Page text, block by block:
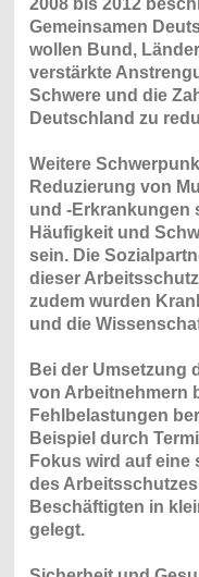
2008 bis 2012
Gemeinsamen
wollen Bund,
verstärkte
Schwere und die
Deutschland zu
Weitere
Reduzierung von
und -Erkrankungen
Häufigkeit und
sein. Die
dieser
zudem wurden
und die
Bei der Umsetzung
von Arbeitnehmern
Fehlbelastungen
Beispiel durch
Fokus wird auf eine
des
Beschäftigten in
gelegt.